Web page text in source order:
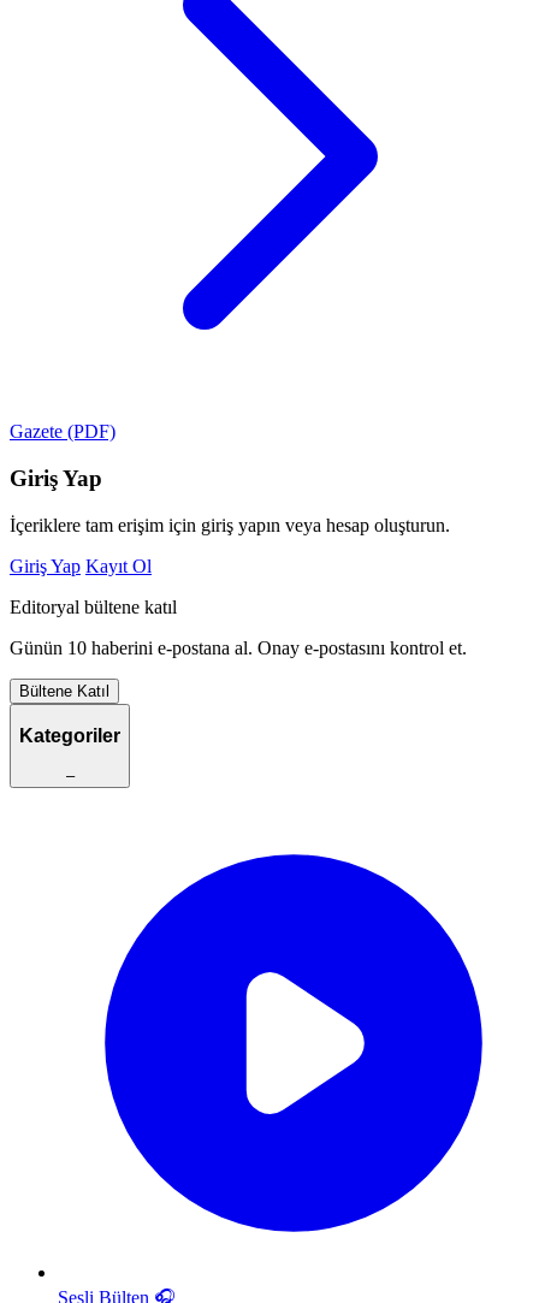
Gazete (PDF)
Giriş Yap
İçeriklere tam erişim için giriş yapın veya hesap oluşturun.
Giriş Yap Kayıt Ol
Editoryal bültene katıl
Günün 10 haberini e-postana al. Onay e-postasını kontrol et.
Bültene Katıl
Kategoriler
–
Sesli Bülten 🎧